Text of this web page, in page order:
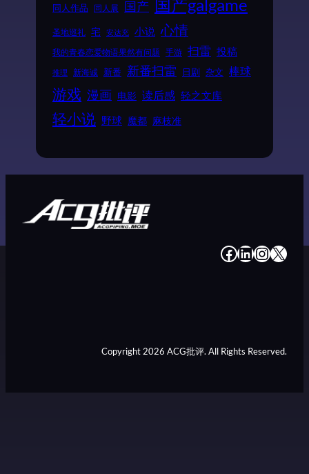
同人作品 同人展 国产 国产galgame
圣地巡礼 宅 安达充 小说 心情
我的青春恋爱物语果然有问题 手游 扫雷 投稿
推理 新海诚 新番 新番扫雷 日剧 杂文 棒球
游戏 漫画 电影 读后感 轻之文库
轻小说 野球 魔都 麻枝准
# # # #
Copyright 2026 ACG批评. All Rights Reserved.